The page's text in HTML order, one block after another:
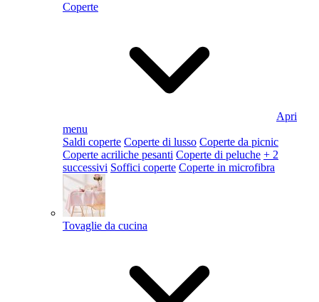
Coperte
Apri
menu
Saldi coperte Coperte di lusso Coperte da picnic
Coperte acriliche pesanti Coperte di peluche + 2
successivi Soffici coperte Coperte in microfibra
Tovaglie da cucina